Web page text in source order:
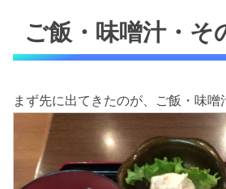
ご飯・味噌汁・そ
まず先に出てきたのが、ご飯・味噌